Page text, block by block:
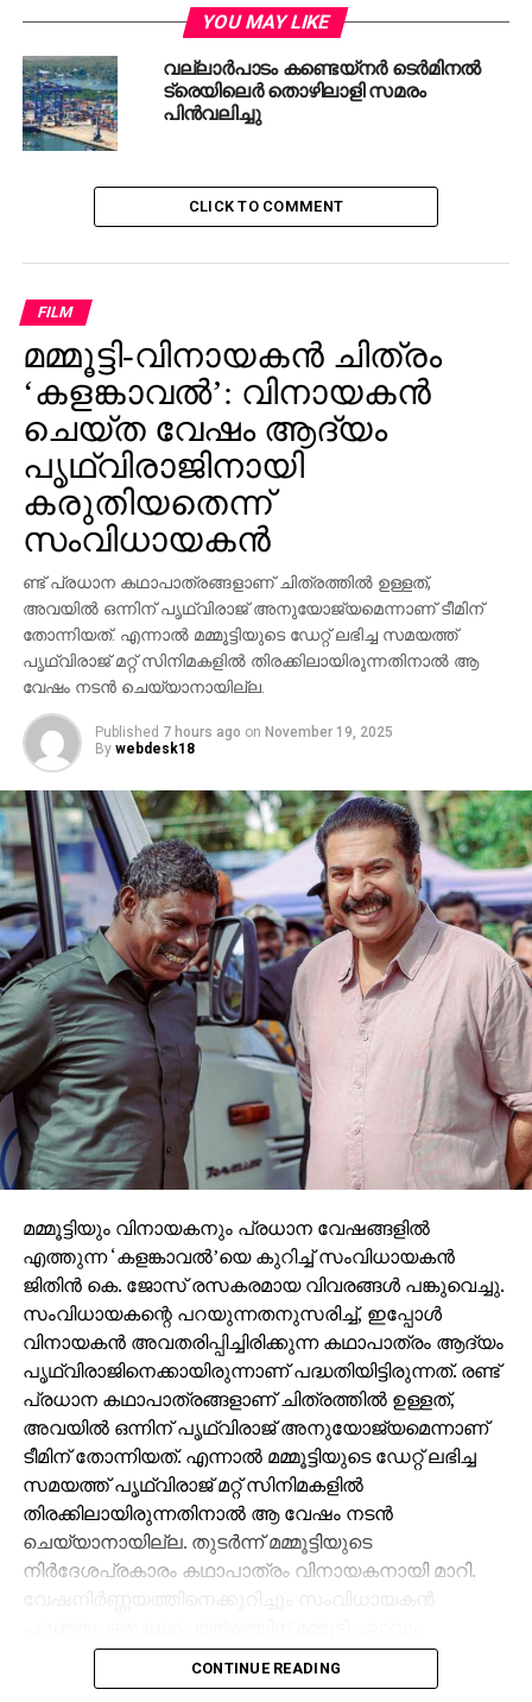
ഐ.എന്‍.ടി.യു.സി, എച്ച്.എം.കെ.പി, കെ.ടി.യു.സി,
കെ.ടി.യു.സി (എം), എച്ച്.എം.എസ്, യു.ടി.യു.സി,
എ.ഐ.സി.ടി.യു എന്‍.എല്‍.ഒ തുടങ്ങിയ
സംഘടനകളാണ് പണിമുടക്കിന് ആഹ്വാനം
ചെയ്തിരിക്കുന്നത്.
RELATED TOPICS: LABOUR STRIKE
മോദിക്കെതിരെ രൂക്ഷ വിമര്‍ശനവുമായി മുതിര്‍ന്ന
DON'T MISS
ഇസ്‌ക്കോയുടെ പരാമര്‍ശം; പരിഭവമില്ലെന്ന്
റയല്‍ കോച്ച് സിദാന്‍
YOU MAY LIKE
വല്ലാർപാടം കണ്ടെയ്നർ ടെർമിനൽ
ട്രെയിലെർ തൊഴിലാളി സമരം
പിൻവലിച്ചു
CLICK TO COMMENT
FILM
മമ്മൂട്ടി-വിനായകന്‍ ചിത്രം
‘കളങ്കാവല്‍’: വിനായകന്‍
ചെയ്ത വേഷം ആദ്യം
പൃഥ്വിരാജിനായി
കരുതിയതെന്ന്
സംവിധായകന്‍
ണ്ട് പ്രധാന കഥാപാത്രങ്ങളാണ് ചിത്രത്തില്‍ ഉള്ളത്,
അവയില്‍ ഒന്നിന് പൃഥ്വിരാജ് അനുയോജ്യമെന്നാണ് ടീമിന്
തോന്നിയത്. എന്നാല്‍ മമ്മൂട്ടിയുടെ ഡേറ്റ് ലഭിച്ച സമയത്ത്
പൃഥ്വിരാജ് മറ്റ് സിനിമകളില്‍ തിരക്കിലായിരുന്നതിനാല്‍ ആ
വേഷം നടന്‍ ചെയ്യാനായില്ല.
Published 7 hours ago on November 19, 2025
By webdesk18
മമ്മൂട്ടിയും വിനായകനും പ്രധാന വേഷങ്ങളില്‍
എത്തുന്ന ‘കളങ്കാവല്‍’യെ കുറിച്ച് സംവിധായകന്‍
ജിതിന്‍ കെ. ജോസ് രസകരമായ വിവരങ്ങള്‍ പങ്കുവെച്ചു.
സംവിധായകന്റെ പറയുന്നതനുസരിച്ച്, ഇപ്പോള്‍
വിനായകന്‍ അവതരിപ്പിച്ചിരിക്കുന്ന കഥാപാത്രം ആദ്യം
പൃഥ്വിരാജിനെക്കായിരുന്നാണ് പദ്ധതിയിട്ടിരുന്നത്. രണ്ട്
പ്രധാന കഥാപാത്രങ്ങളാണ് ചിത്രത്തില്‍ ഉള്ളത്,
അവയില്‍ ഒന്നിന് പൃഥ്വിരാജ് അനുയോജ്യമെന്നാണ്
ടീമിന് തോന്നിയത്. എന്നാല്‍ മമ്മൂട്ടിയുടെ ഡേറ്റ് ലഭിച്ച
സമയത്ത് പൃഥ്വിരാജ് മറ്റ് സിനിമകളില്‍
തിരക്കിലായിരുന്നതിനാല്‍ ആ വേഷം നടന്‍
ചെയ്യാനായില്ല. തുടര്‍ന്ന് മമ്മൂട്ടിയുടെ
നിര്‍ദേശപ്രകാരം കഥാപാത്രം വിനായകനായി മാറി.
അനുയോജ്യനാണെന്ന് തോന്നിയതിനാല്‍
എക്‌സിക്യൂട്ടീവ് പ്രൊഡ്യൂസര്‍ വിവേക് ദാമോദരന്‍
CONTINUE READING